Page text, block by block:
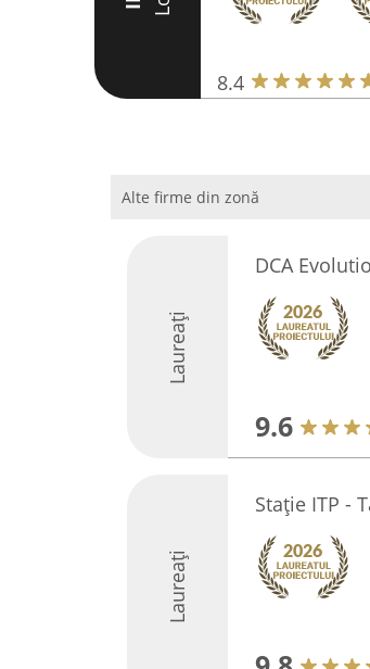
8.4
Alte firme din zonă
Laureați
DCA
9.6
Laureați
Stație ITP -